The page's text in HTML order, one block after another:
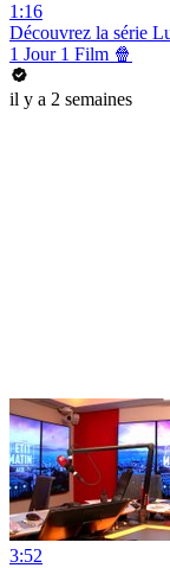
1:16
Découvrez la série
1 Jour 1 Film 🍿
il y a 2 semaines
3:52